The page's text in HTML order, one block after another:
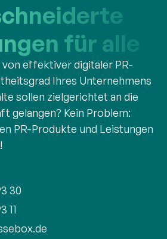
für alle
effektiver digitaler PR-
Ihres Unternehmens
sollen zielgerichtet an die
gelangen? Kein Problem:
PR-Produkte und Leistungen
30
11